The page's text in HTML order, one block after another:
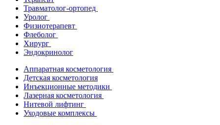
Травматолог-ортопед
Уролог
Физиотерапевт
Флеболог
Хирург
Эндокринолог
Аппаратная косметология
Детская косметология
Инъекционные методики
Лазерная косметология
Нитевой лифтинг
Уходовые комплексы